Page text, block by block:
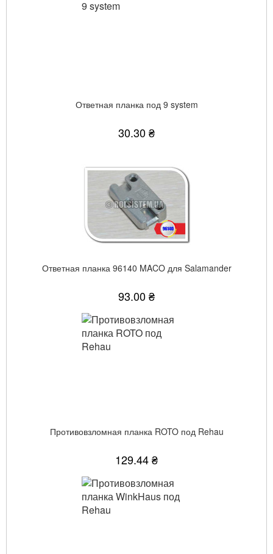
Ответная планка под 9 system
30.30 ₴
Ответная планка 96140 MACO для Salamander
93.00 ₴
Противовзломная планка ROTO под Rehau
129.44 ₴